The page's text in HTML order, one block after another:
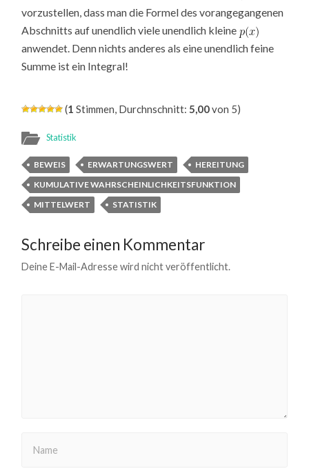
vorzustellen, dass man die Formel des vorangegangenen
Abschnitts auf unendlich viele unendlich kleine
anwendet. Denn nichts anderes als eine unendlich feine
Summe ist ein Integral!
(1 Stimmen, Durchnschnitt:5,00von 5)
Statistik
BEWEIS ERWARTUNGSWERT
HEREITUNG
KUMULATIVE WAHRSCHEINLICHKEITSFUNKTION
MITTELWERT
STATISTIK
Schreibe einen Kommentar
Deine E-Mail-Adresse wird nicht veröffentlicht.